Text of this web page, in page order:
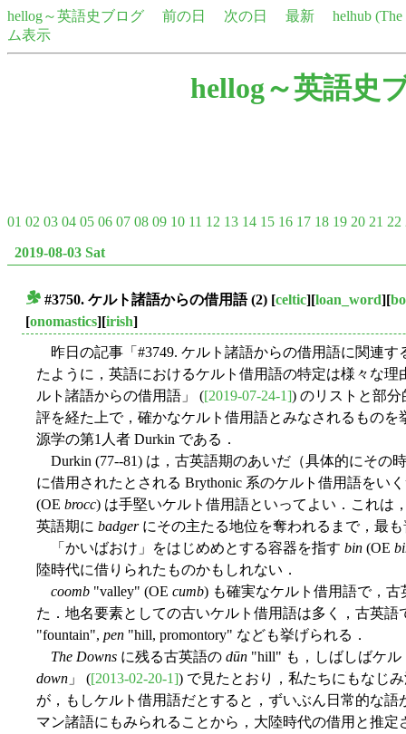
hellog～英語史ブログ 前の日 次の日 最新
helhub
ム表示
hellog～英語史
01 02 03 04 05 06 07 08 09 10 11 12 13 14 15 16 17 18 19 20 21 22
2019-08-03 Sat
#3750. ケルト諸語からの借用語 (2) [celtic][loan_word][
[onomastics][irish]
昨日の記事「#3749. ケルト諸語からの借用語に関連す
たように，英語におけるケルト借用語の特定は様々な理
ルト諸語からの借用語」 ([2019-07-24-1]) のリストと部
評を経た上で，確かなケルト借用語とみなされるもの
源学の第1人者 Durkin である．
Durkin (77--81) は，古英語期のあいだ（具体的にその
に借用されたとされる Brythonic 系のケルト借用語をい
(OE brocc) は手堅いケルト借用語といってよい．これは
英語期に badgerにその主たる地位を奪われるまで，最
「かいばおけ」をはじめめとする容器を指す bin (OE
陸時代に借りられたものかもしれない．
coomb "valley" (OE cumb) も確実なケルト借用語で，
た．地名要素としての古いケルト借用語は多く，古英語
"fountain", pen "hill, promontory" なども挙げられる．
The Downs に残る古英語の dūn "hill" も，しばしばケ
down 」 ([2013-02-20-1]) で見たとおり，私たちにもなじ
が，もしケルト借用語だとすると，ずいぶん日常的な
マン諸語にもみられることから，大陸時代の借用と推定